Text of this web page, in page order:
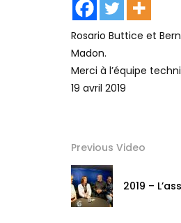
Rosario Buttice et
Madon.
Merci à l’équipe
19 avril 2019
Previous Video
2019 –